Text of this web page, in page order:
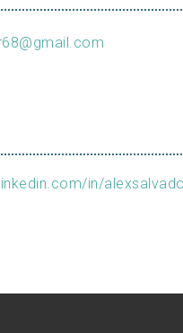
in/